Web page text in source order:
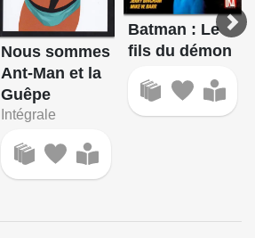
Nous sommes
Ant-Man et la
Guêpe
Intégrale
Batman : Le
fils du démon